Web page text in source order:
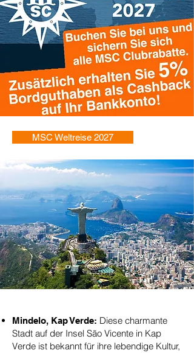
MSC Weltreise 2027
Mindelo, Kap Verde: Diese charmante
Stadt auf der Insel São Vicente in Kap
Verde ist bekannt für ihre lebendige Kultur,